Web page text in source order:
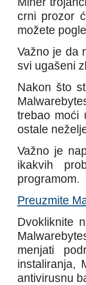
crni prozor
možete
Važno je da
svi ugašeni
Nakon što
trebao moći
ostale
Važno je
ikakvih
programom.
Preuzmite
Dvokliknite
menjati
instaliranja,
antivirusnu